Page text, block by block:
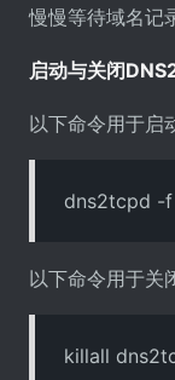
慢慢等待域名记
启动与关闭
以下命令用于启
dns2tcpd -
以下命令用于关
killall